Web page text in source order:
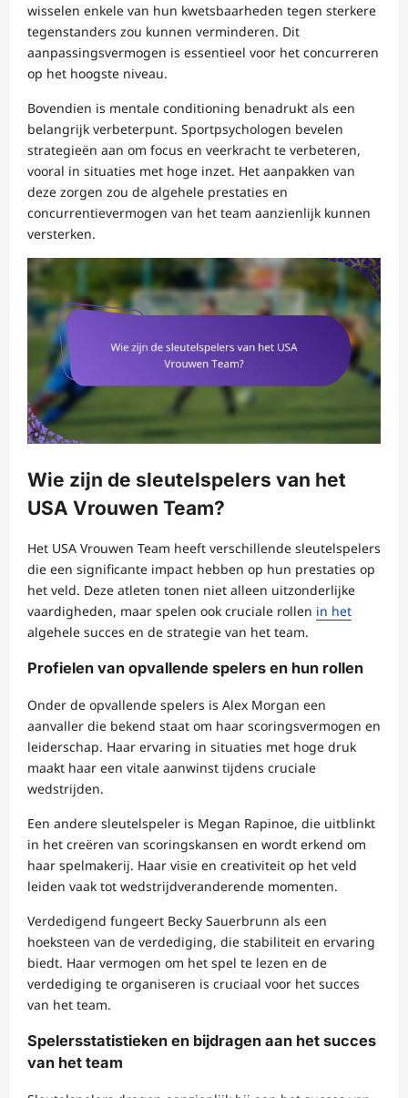
wisselen enkele van hun kwetsbaarheden tegen sterkere
tegenstanders zou kunnen verminderen. Dit
aanpassingsvermogen is essentieel voor het concurreren
op het hoogste niveau.
Bovendien is mentale conditioning benadrukt als een
belangrijk verbeterpunt. Sportpsychologen bevelen
strategieën aan om focus en veerkracht te verbeteren,
vooral in situaties met hoge inzet. Het aanpakken van
deze zorgen zou de algehele prestaties en
concurrentievermogen van het team aanzienlijk kunnen
versterken.
Wie zijn de sleutelspelers van het
USA Vrouwen Team?
Het USA Vrouwen Team heeft verschillende sleutelspelers
die een significante impact hebben op hun prestaties op
het veld. Deze atleten tonen niet alleen uitzonderlijke
vaardigheden, maar spelen ook cruciale rollen in het
algehele succes en de strategie van het team.
Profielen van opvallende spelers en hun rollen
Onder de opvallende spelers is Alex Morgan een
aanvaller die bekend staat om haar scoringsvermogen en
leiderschap. Haar ervaring in situaties met hoge druk
maakt haar een vitale aanwinst tijdens cruciale
wedstrijden.
Een andere sleutelspeler is Megan Rapinoe, die uitblinkt
in het creëren van scoringskansen en wordt erkend om
haar spelmakerij. Haar visie en creativiteit op het veld
leiden vaak tot wedstrijdveranderende momenten.
Verdedigend fungeert Becky Sauerbrunn als een
hoeksteen van de verdediging, die stabiliteit en ervaring
biedt. Haar vermogen om het spel te lezen en de
verdediging te organiseren is cruciaal voor het succes
van het team.
Spelersstatistieken en bijdragen aan het succes
van het team